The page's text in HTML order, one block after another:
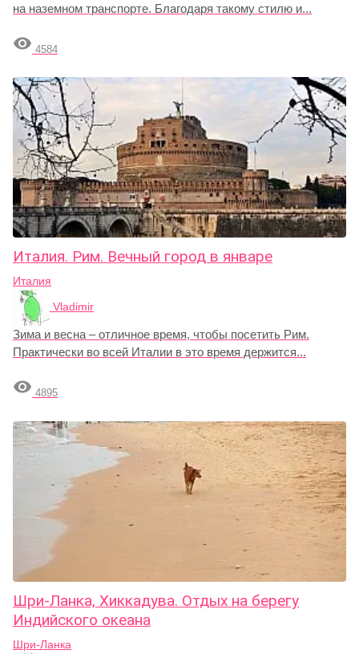
на наземном транспорте. Благодаря такому стилю и...
 4584
Италия. Рим. Вечный город в январе
Италия
Vladimir
Зима и весна – отличное время, чтобы посетить Рим.
Практически во всей Италии в это время держится...
 4895
Шри-Ланка, Хиккадува. Отдых на берегу
Индийского океана
Шри-Ланка